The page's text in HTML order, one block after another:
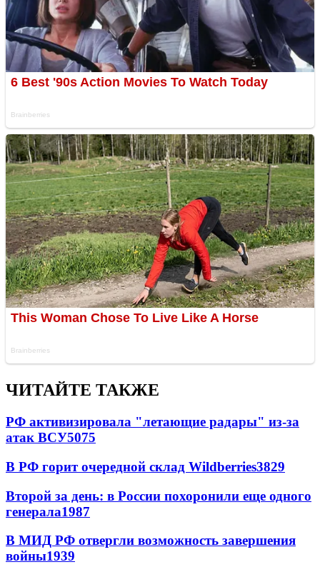
ЧИТАЙТЕ ТАКЖЕ
РФ активизировала "летающие радары" из-за
атак ВСУ5075
В РФ горит очередной склад Wildberries3829
Второй за день: в России похоронили еще одного
генерала1987
В МИД РФ отвергли возможность завершения
войны1939